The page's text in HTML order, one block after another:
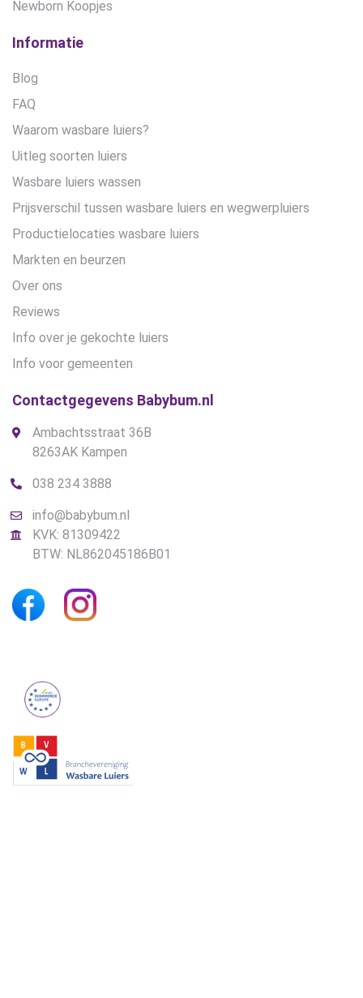
Newborn Koopjes
Informatie
Blog
FAQ
Waarom wasbare luiers?
Uitleg soorten luiers
Wasbare luiers wassen
Prijsverschil tussen wasbare luiers en wegwerpluiers
Productielocaties wasbare luiers
Markten en beurzen
Over ons
Reviews
Info over je gekochte luiers
Info voor gemeenten
Contactgegevens Babybum.nl
Ambachtsstraat 36B
8263AK Kampen
038 234 3888
info@babybum.nl
KVK: 81309422
BTW: NL862045186B01